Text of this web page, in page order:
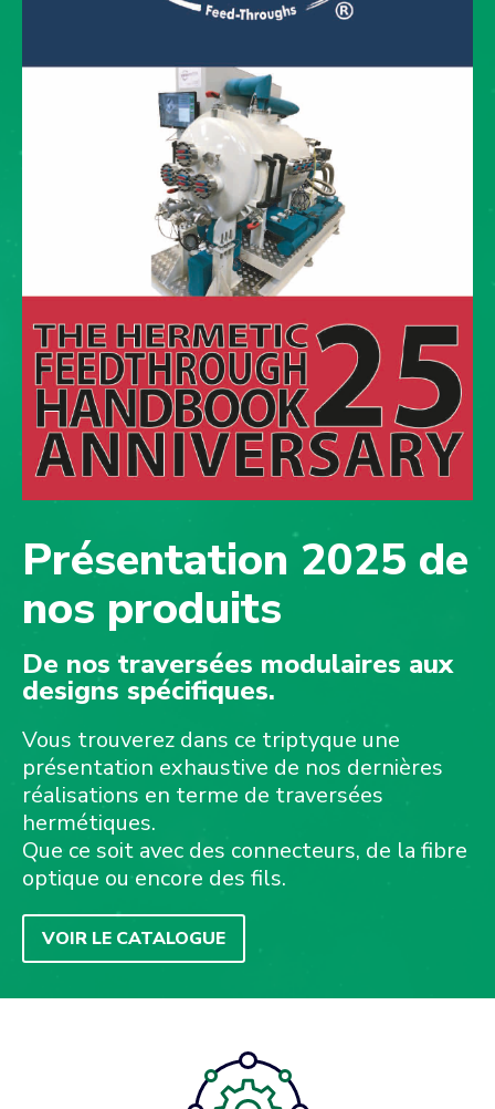
Présentation 2025 de
nos produits
De nos traversées modulaires aux
designs spécifiques.
Vous trouverez dans ce triptyque une
présentation exhaustive de nos dernières
réalisations en terme de traversées
hermétiques.
Que ce soit avec des connecteurs, de la fibre
optique ou encore des fils.
VOIR LE CATALOGUE